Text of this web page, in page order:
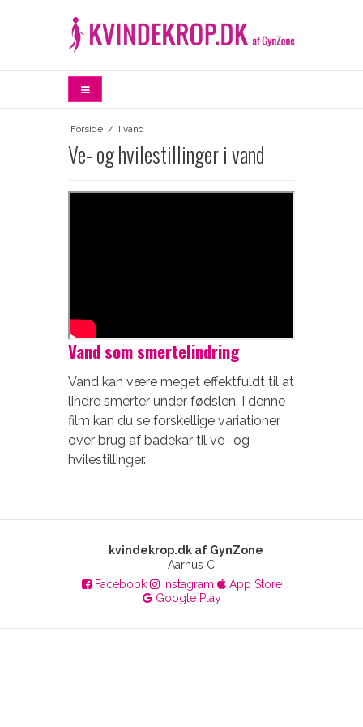
Forside / I vand
Ve- og hvilestillinger i vand
Vand som smertelindring
Vand kan være meget effektfuldt til at
lindre smerter under fødslen. I denne
film kan du se forskellige variationer
over brug af badekar til ve- og
hvilestillinger.
kvindekrop.dk af GynZone
Aarhus C
Facebook
Instagram
App Store
Google Play